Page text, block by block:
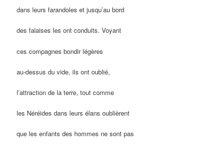
dans leurs farandoles et jusqu’au bord
des falaises les ont conduits. Voyant
ces compagnes bondir légères
au-dessus du vide, ils ont oublié,
l’attraction de la terre, tout comme
les Néréides dans leurs élans oublièrent
que les enfants des hommes ne sont pas